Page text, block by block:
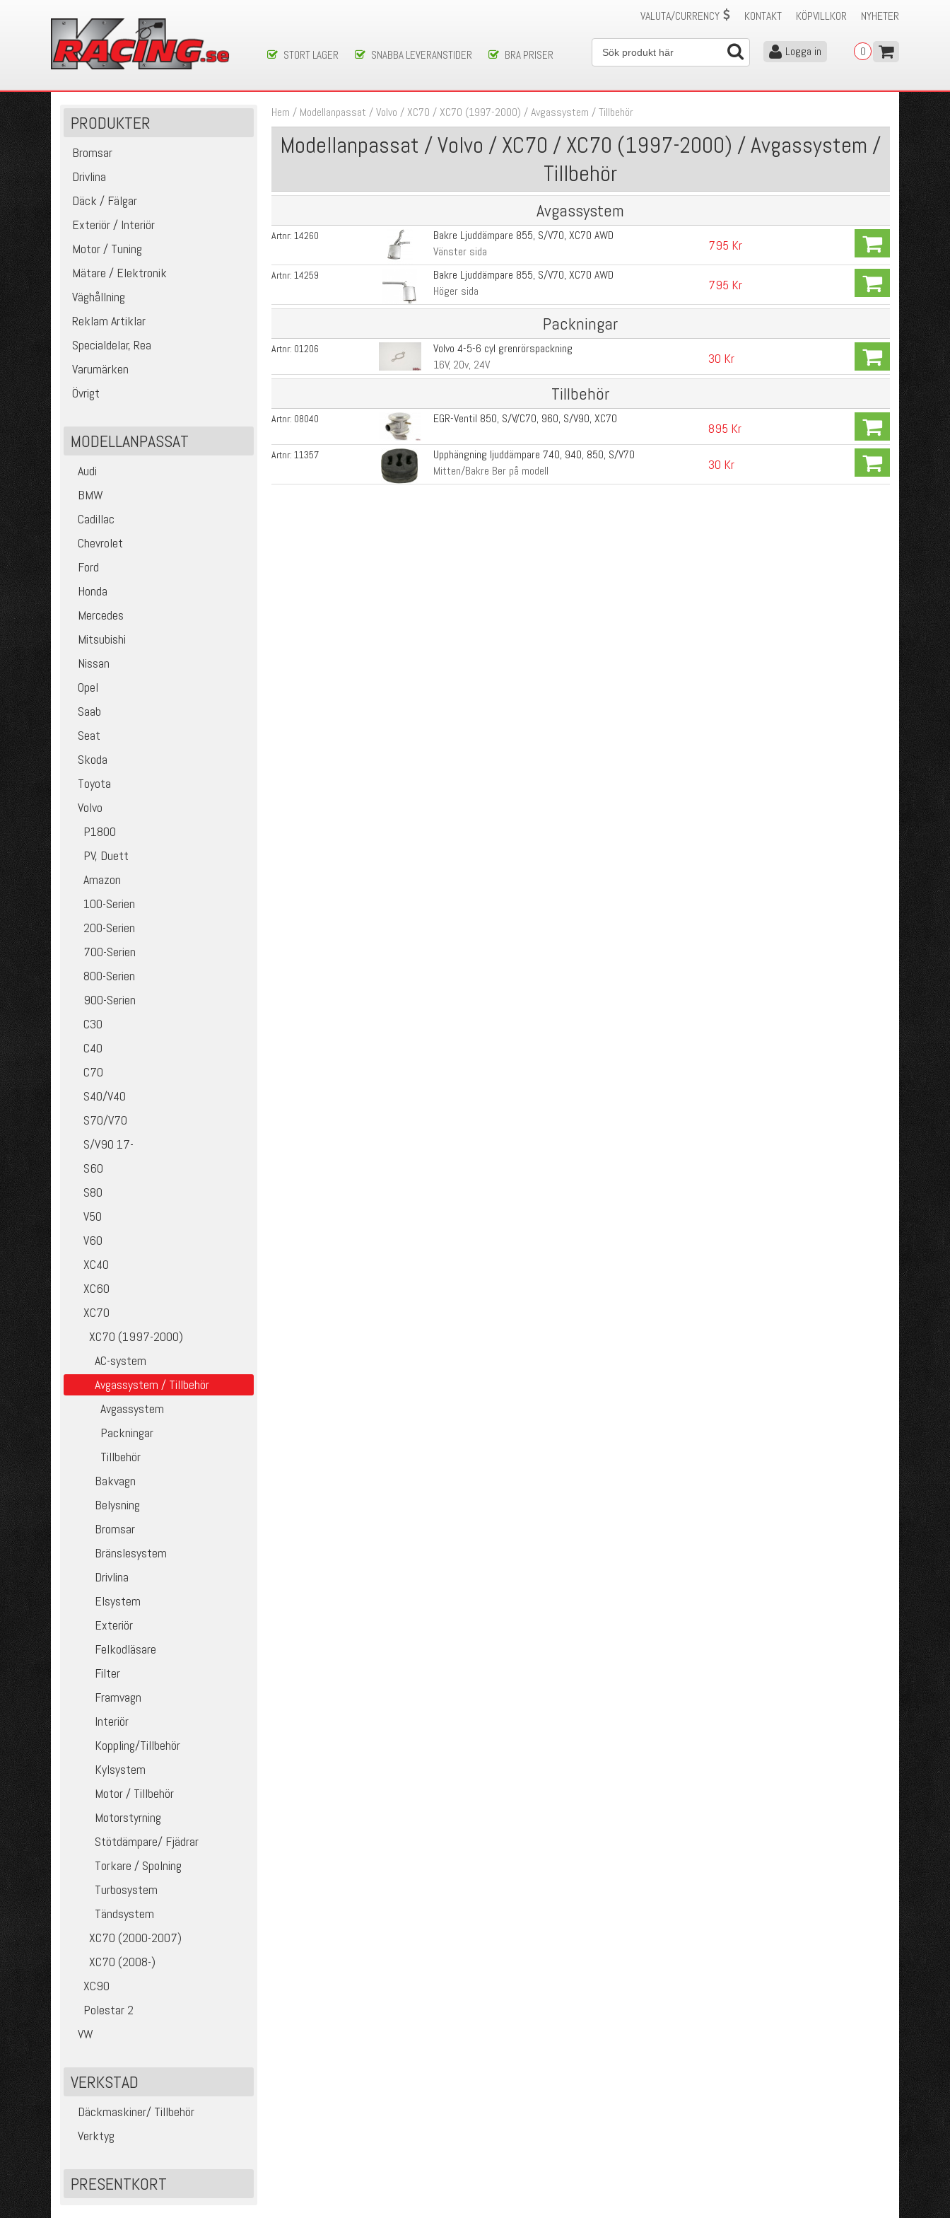
NYHETER
KÖPVILLKOR
KONTAKT
VALUTA/CURRENCY
STORT LAGER SNABBA LEVERANSTIDER BRA PRISER 0
Logga in
PRODUKTER
Bromsar
Drivlina
Däck / Fälgar
Exteriör / Interiör
Motor / Tuning
Mätare / Elektronik
Väghållning
Reklam Artiklar
Specialdelar, Rea
Varumärken
Övrigt
MODELLANPASSAT
Audi
BMW
Cadillac
Chevrolet
Ford
Honda
Mercedes
Mitsubishi
Nissan
Opel
Saab
Seat
Skoda
Toyota
Volvo
P1800
PV, Duett
Amazon
100-Serien
200-Serien
700-Serien
800-Serien
900-Serien
C30
C40
C70
S40/V40
S70/V70
S/V90 17-
S60
S80
V50
V60
XC40
XC60
XC70
XC70 (1997-2000)
AC-system
Avgassystem / Tillbehör
Avgassystem
Packningar
Tillbehör
Bakvagn
Belysning
Bromsar
Bränslesystem
Drivlina
Elsystem
Exteriör
Felkodläsare
Filter
Framvagn
Interiör
Koppling/Tillbehör
Kylsystem
Motor / Tillbehör
Motorstyrning
Stötdämpare/ Fjädrar
Torkare / Spolning
Turbosystem
Tändsystem
XC70 (2000-2007)
XC70 (2008-)
XC90
Polestar 2
VW
VERKSTAD
Däckmaskiner/ Tillbehör
Verktyg
PRESENTKORT
Hem / Modellanpassat /Volvo /XC70 /XC70 (1997-2000) /Avgassystem / Tillbehör
Modellanpassat / Volvo / XC70 / XC70 (1997-2000) / Avgassystem /
Tillbehör
Avgassystem
Artnr:14260
Bakre Ljuddämpare 855, S/V70, XC70 AWD
Vänster sida
795 Kr
Artnr:14259
Bakre Ljuddämpare 855, S/V70, XC70 AWD
Höger sida
795 Kr
Packningar
Artnr: 01206
Volvo 4-5-6 cyl grenrörspackning
16V, 20v, 24V
30 Kr
Tillbehör
Artnr: 08040 EGR-Ventil 850, S/V/C70, 960, S/V90, XC70
895 Kr
Artnr:11357
Upphängning ljuddämpare 740, 940, 850, S/V70
Mitten/Bakre Ber på modell
30 Kr